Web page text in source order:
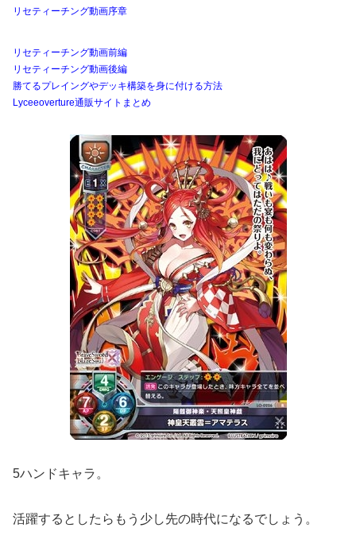
リセティーチング動画序章
リセティーチング動画前編
リセティーチング動画後編
勝てるプレイングやデッキ構築を身に付ける方法
Lyceeoverture通販サイトまとめ
5ハンドキャラ。
活躍するとしたらもう少し先の時代になるでしょう。